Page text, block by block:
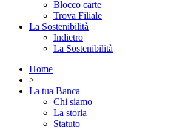
Blocco carte
Trova Filiale
La Sostenibilità
Indietro
La Sostenibilità
Home
>
La tua Banca
Chi siamo
La storia
Statuto